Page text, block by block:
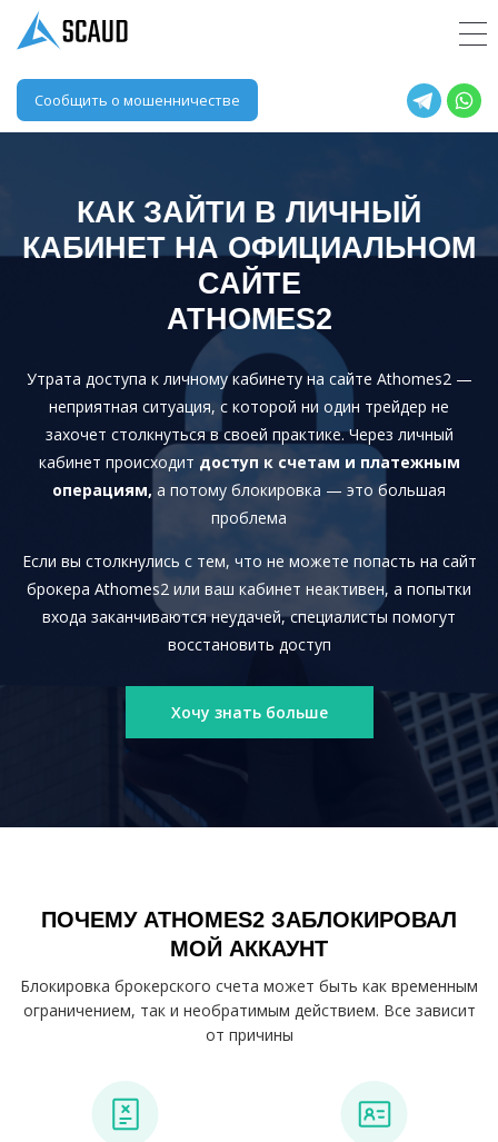
Сообщить о мошенничестве
КАК ЗАЙТИ В ЛИЧНЫЙ
КАБИНЕТ НА ОФИЦИАЛЬНОМ
САЙТЕ
ATHOMES2
Утрата доступа к личному кабинету на сайте Athomes2 —
неприятная ситуация, с которой ни один трейдер не
захочет столкнуться в своей практике. Через личный
кабинет происходит доступ к счетам и платежным
операциям, а потому блокировка — это большая
проблема
Если вы столкнулись с тем, что не можете попасть на сайт
брокера Athomes2 или ваш кабинет неактивен, а попытки
входа заканчиваются неудачей, специалисты помогут
восстановить доступ
Хочу знать больше
ПОЧЕМУ ATHOMES2 ЗАБЛОКИРОВАЛ
МОЙ АККАУНТ
Блокировка брокерского счета может быть как временным
ограничением, так и необратимым действием. Все зависит
от причины